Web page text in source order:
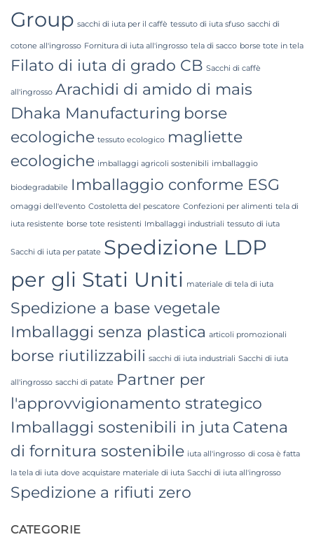
Group sacchi di iuta per il caffè tessuto di iuta sfuso sacchi di
cotone all'ingrosso Fornitura di iuta all'ingrosso tela di sacco borse tote in tela
Filato di iuta di grado CB Sacchi di caffè
all'ingrosso Arachidi di amido di mais
Dhaka Manufacturing borse
ecologiche tessuto ecologico magliette
ecologiche imballaggi agricoli sostenibili imballaggio
biodegradabile Imballaggio conforme ESG
omaggi dell'evento Costoletta del pescatore Confezioni per alimenti tela di
iuta resistente borse tote resistenti Imballaggi industriali tessuto di iuta
Sacchi di iuta per patate Spedizione LDP
per gli Stati Uniti materiale di tela di iuta
Spedizione a base vegetale
Imballaggi senza plastica articoli promozionali
borse riutilizzabili sacchi di iuta industriali Sacchi di iuta
all'ingrosso sacchi di patate Partner per
l'approvvigionamento strategico
Imballaggi sostenibili in juta Catena
di fornitura sostenibile iuta all'ingrosso di cosa è fatta
la tela di iuta dove acquistare materiale di iuta Sacchi di iuta all'ingrosso
Spedizione a rifiuti zero
CATEGORIE